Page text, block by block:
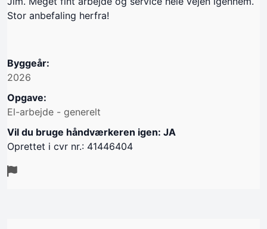
Stor anbefaling herfra!
Byggeår:
2026
Opgave:
El-arbejde - generelt
Vil du bruge håndværkeren igen: JA
Oprettet i cvr nr.: 41446404